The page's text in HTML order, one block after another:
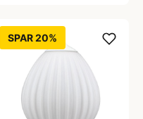
SPAR 20%